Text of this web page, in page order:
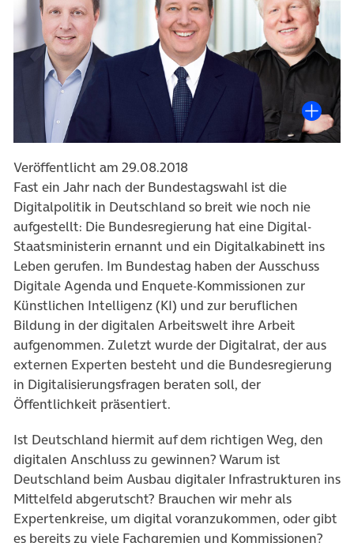
Veröffentlicht am 29.08.2018
Fast ein Jahr nach der Bundestagswahl ist die
Digitalpolitik in Deutschland so breit wie noch nie
aufgestellt: Die Bundesregierung hat eine Digital-
Staatsministerin ernannt und ein Digitalkabinett ins
Leben gerufen. Im Bundestag haben der Ausschuss
Digitale Agenda und Enquete-Kommissionen zur
Künstlichen Intelligenz (KI) und zur beruflichen
Bildung in der digitalen Arbeitswelt ihre Arbeit
aufgenommen. Zuletzt wurde der Digitalrat, der aus
externen Experten besteht und die Bundesregierung
in Digitalisierungsfragen beraten soll, der
Öffentlichkeit präsentiert.
Ist Deutschland hiermit auf dem richtigen Weg, den
digitalen Anschluss zu gewinnen? Warum ist
Deutschland beim Ausbau digitaler Infrastrukturen ins
Mittelfeld abgerutscht? Brauchen wir mehr als
Expertenkreise, um digital voranzukommen, oder gibt
es bereits zu viele Fachgremien und Kommissionen?